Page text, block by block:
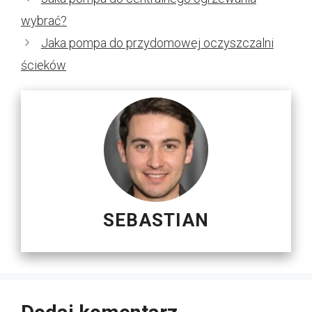
wybrać?
Jaka pompa do przydomowej oczyszczalni
ścieków
SEBASTIAN